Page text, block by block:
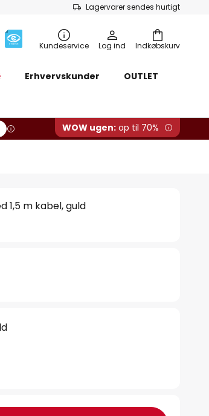
Lagervarer sendes hurtigt
Indkøbskurv
Kundeservice Log ind
Erhvervskunder OUTLET
WOW ugen: op til 70%
1,5 m kabel, guld